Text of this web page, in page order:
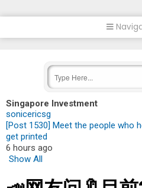
Singapore Investment
sonicericsg
[Post 1530] Meet the people who
get printed
6 hours ago
Show All